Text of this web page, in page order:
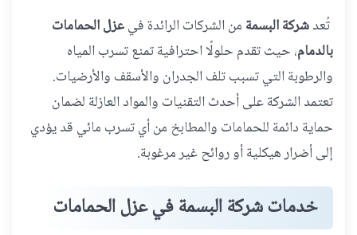
تُعدشركة البسمة من الشركات الرائدة فيعزل الحمامات
بالدمام، حيث تقدم حلولًا احترافية تمنع تسرب المياه
والرطوبة التي تسبب تلف الجدران والأسقف والأرضيات.
تعتمد الشركة على أحدث التقنيات والمواد العازلة لضمان
حماية دائمة للحمامات والمطابخ من أي تسرب مائي قد يؤدي
إلى أضرار هيكلية أو روائح غير مرغوبة.
خدمات شركة البسمة في عزل الحمامات